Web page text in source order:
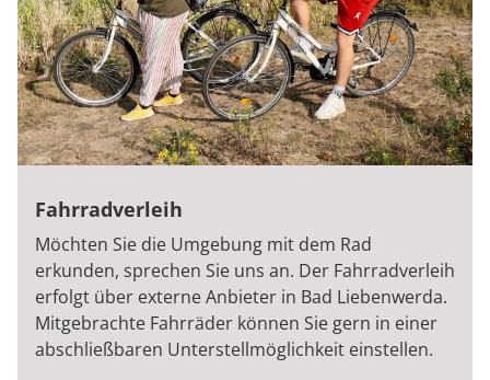
Fahrradverleih
Möchten Sie die Umgebung mit dem Rad
erkunden, sprechen Sie uns an. Der Fahrradverleih
erfolgt über externe Anbieter in Bad Liebenwerda.
Mitgebrachte Fahrräder können Sie gern in einer
abschließbaren Unterstellmöglichkeit einstellen.